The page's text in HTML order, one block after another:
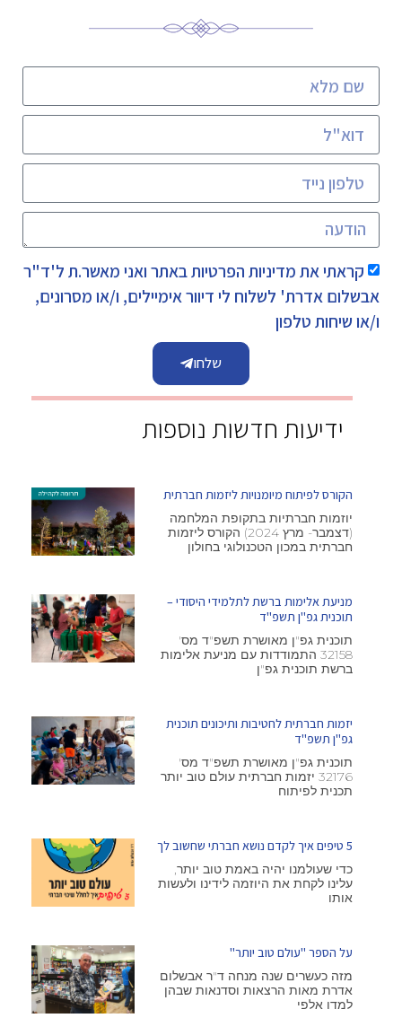
קראתי אתמדיניות הפרטיותבאתר ואני מאשר.ת ל'ד"ר
אבשלום אדרת' לשלוח לי דיוור אימיילים, ו/או מסרונים,
ו/או שיחות טלפון
שלחו
ידיעות חדשות נוספות
הקורס לפיתוח מיומנויות ליזמות חברתית
יוזמות חברתיות בתקופת המלחמה
(דצמבר- מרץ 2024) הקורס ליזמות
חברתית במכון הטכנולוגי בחולון
מניעת אלימות ברשת לתלמידי היסודי –
תוכנית גפ"ן תשפ"ד
תוכנית גפ"ן מאושרת תשפ"ד מס'
32158 התמודדות עם מניעת אלימות
ברשת תוכנית גפ"ן
יזמות חברתית לחטיבות ותיכונים תוכנית
גפ"ן תשפ"ד
תוכנית גפ"ן מאושרת תשפ"ד מס'
32176 יזמות חברתית עולם טוב יותר
תכנית לפיתוח
5 טיפים איך לקדם נושא חברתי שחשוב לך
כדי שעולמנו יהיה באמת טוב יותר,
עלינו לקחת את היוזמה לידינו ולעשות
אותו
על הספר "עולם טוב יותר"
מזה כעשרים שנה מנחה ד"ר אבשלום
אדרת מאות הרצאות וסדנאות שבהן
למדו אלפי